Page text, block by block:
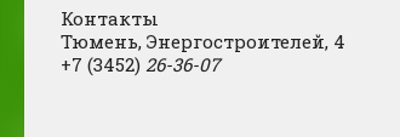
Контакты
Тюмень, Энергостроителей, 4
+7 (3452) 26-36-07